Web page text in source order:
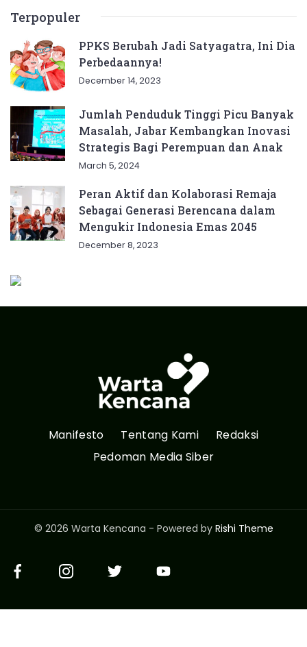
Terpopuler
PPKS Berubah Jadi Satyagatra, Ini Dia
Perbedaannya!
December 14, 2023
Jumlah Penduduk Tinggi Picu Banyak
Masalah, Jabar Kembangkan Inovasi
Strategis Bagi Perempuan dan Anak
March 5, 2024
Peran Aktif dan Kolaborasi Remaja
Sebagai Generasi Berencana dalam
Mengukir Indonesia Emas 2045
December 8, 2023
Manifesto Tentang Kami
Redaksi
Pedoman Media Siber
© 2026 Warta Kencana - Powered by Rishi Theme